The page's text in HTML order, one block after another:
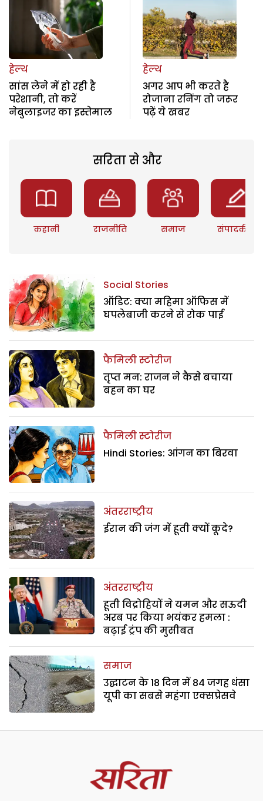
हेल्थ
सांस लेने में हो रही है
परेशानी, तो करें
नेबुलाइजर का इस्तेमाल
हेल्थ
अगर आप भी करते है
रोजाना रनिंग तो जरूर
पढ़ें ये खबर
सरिता से और
कहानी राजनीति समाज संपादकीय
Social Stories
ऑडिट: क्या महिमा ऑफिस में
घपलेबाजी करने से रोक पाई
फैमिली स्टोरीज
तृप्त मन: राजन ने कैसे बचाया
बहन का घर
फैमिली स्टोरीज
Hindi Stories: आंगन का बिरवा
अंतरराष्ट्रीय
ईरान की जंग में हूती क्यों कूदे?
अंतरराष्ट्रीय
हूती विद्रोहियों ने यमन और सऊदी
अरब पर किया भयंकर हमला :
बढ़ाई ट्रंप की मुसीबत
समाज
उद्घाटन के 18 दिन में 84 जगह धंसा
यूपी का सबसे महंगा एक्सप्रेसवे